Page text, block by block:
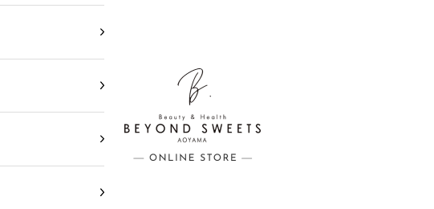
BEYOND SWEETS公式サイト（ビヨンドスイーツ）